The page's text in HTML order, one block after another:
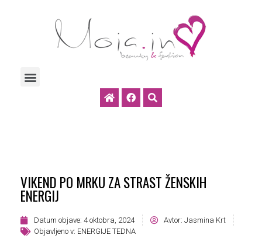
VIKEND PO MRKU ZA STRAST ŽENSKIH
ENERGIJ
Datum objave: 4 oktobra, 2024 Avtor: Jasmina Krt
Objavljeno v: ENERGIJE TEDNA